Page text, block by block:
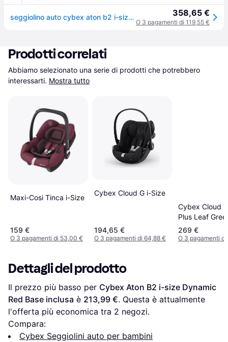
seggiolino auto cybex aton b2 i-size rosso isofix 358,65 €
O 3 pagamenti di 119,55 €
Prodotti correlati
Abbiamo selezionato una serie di prodotti che potrebbero
interessarti. Mostra tutto
Maxi-Cosi Tinca i-Size
159 €
O 3 pagamenti di 53,00 €
Cybex Cloud G i-Size
194,65 €
O 3 pagamenti di 64,88 €
Cybex Cloud
Plus Leaf
269 €
O 3 pagamenti di
Dettagli del prodotto
Il prezzo più basso per Cybex Aton B2 i-size Dynamic
Red Base inclusa è 213,99 €. Questa è attualmente
l'offerta più economica tra 2 negozi.
Compara:
Cybex Seggiolini auto per bambini